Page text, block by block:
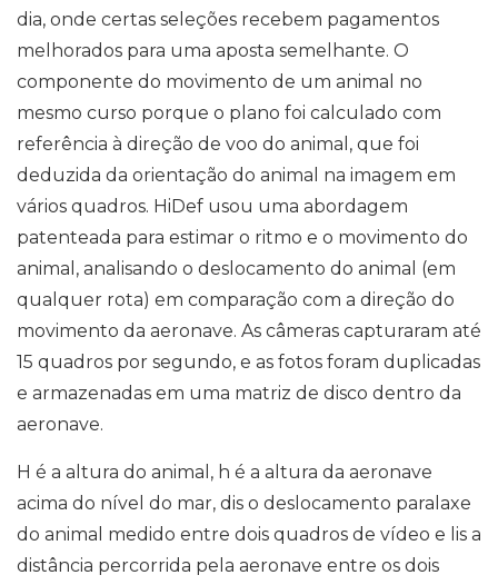
dia, onde certas seleções recebem pagamentos
melhorados para uma aposta semelhante. O
componente do movimento de um animal no
mesmo curso porque o plano foi calculado com
referência à direção de voo do animal, que foi
deduzida da orientação do animal na imagem em
vários quadros. HiDef usou uma abordagem
patenteada para estimar o ritmo e o movimento do
animal, analisando o deslocamento do animal (em
qualquer rota) em comparação com a direção do
movimento da aeronave. As câmeras capturaram até
15 quadros por segundo, e as fotos foram duplicadas
e armazenadas em uma matriz de disco dentro da
aeronave.
H é a altura do animal, h é a altura da aeronave
acima do nível do mar, dis o deslocamento paralaxe
do animal medido entre dois quadros de vídeo e lis a
distância percorrida pela aeronave entre os dois